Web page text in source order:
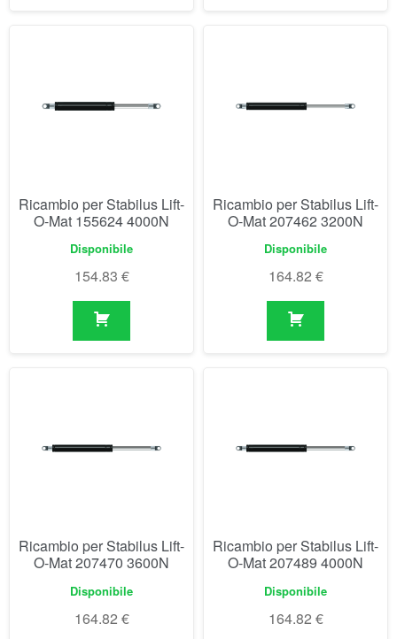
Ricambio per Stabilus Lift-
O-Mat 155624 4000N
Disponibile
154.83 €
Ricambio per Stabilus Lift-
O-Mat 207462 3200N
Disponibile
164.82 €
Ricambio per Stabilus Lift-
O-Mat 207470 3600N
Disponibile
164.82 €
Ricambio per Stabilus Lift-
O-Mat 207489 4000N
Disponibile
164.82 €